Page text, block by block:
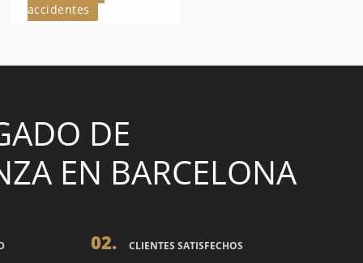
accidentes
DE
EN BARCELONA
02. CLIENTES SATISFECHOS